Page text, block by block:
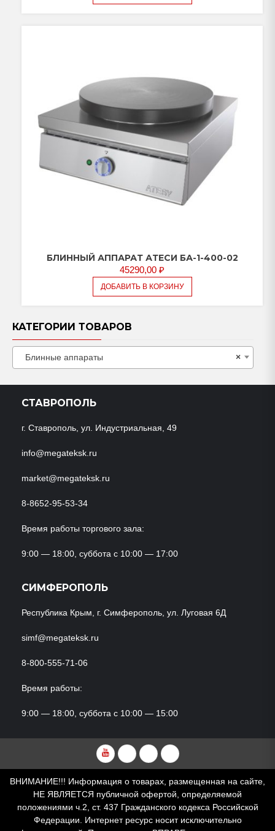
БЛИННЫЙ АППАРАТ АТЕСИ БА-1-400-02
45290,00 ₽
ДОБАВИТЬ В КОРЗИНУ
КАТЕГОРИИ ТОВАРОВ
×
Блинные аппараты
СТАВРОПОЛЬ
г. Ставрополь, ул. Индустриальная, 49
info@megateksk.ru
market@megateksk.ru
8-8652-95-53-34
Время работы торгового зала:
9:00 — 18:00, суббота с 10:00 — 17:00
СИМФЕРОПОЛЬ
Республика Крым, г. Симферополь, ул. Луговая 6Д
simf@megateksk.ru
8-800-555-71-06
Время работы:
9:00 — 18:00, суббота с 10:00 — 15:00
YouTubeVKvideoRuTubeDzen
ВНИМАНИЕ!!! Информация о товарах, размещенная на сайте,
НЕ ЯВЛЯЕТСЯ публичной офертой, определяемой
положениями ч.2, ст. 437 Гражданского кодекса Российской
Федерации. Интернет ресурс носит исключительно